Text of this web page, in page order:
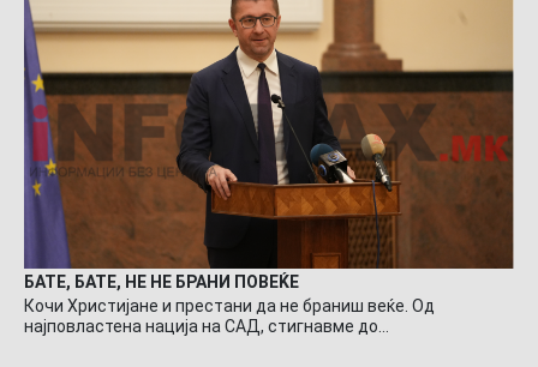
БАТЕ, БАТЕ, НЕ НЕ БРАНИ ПОВЕЌЕ
Кочи Христијане и престани да не браниш веќе. Од
најповластена нација на САД, стигнавме до…